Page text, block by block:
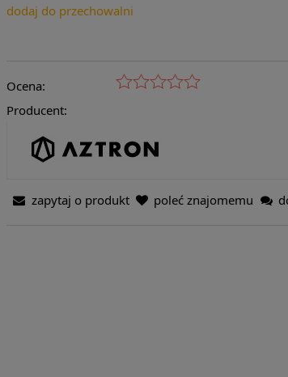
dodaj do przechowalni
Ocena:
Producent:
zapytaj o produkt poleć znajomemu